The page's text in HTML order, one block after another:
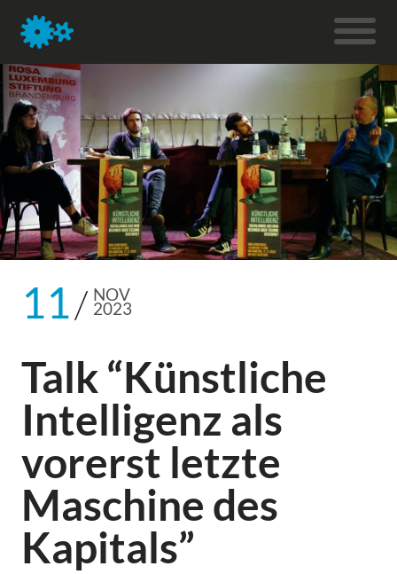
11 NOV
2023
Talk “Künstliche
Intelligenz als
vorerst letzte
Maschine des
Kapitals”